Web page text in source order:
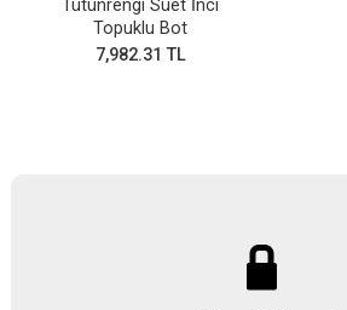
Tütünrengi Süet İnci
Topuklu Bot
7,982.31 TL